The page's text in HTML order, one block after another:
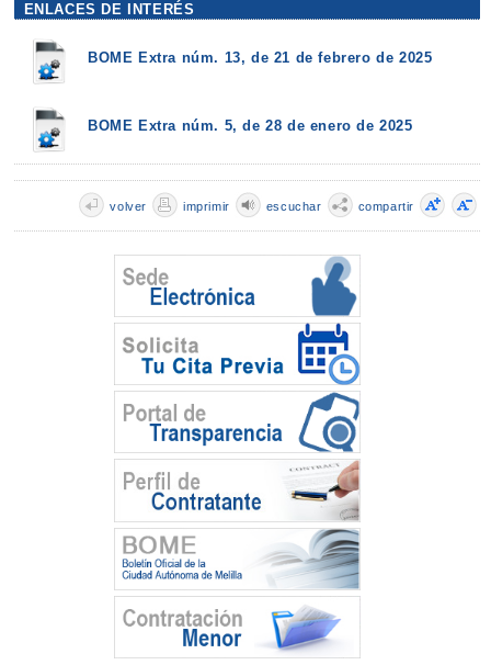
ENLACES DE INTERÉS
BOME Extra núm. 13, de 21 de febrero de 2025
BOME Extra núm. 5, de 28 de enero de 2025
compartir
escuchar
imprimir
volver